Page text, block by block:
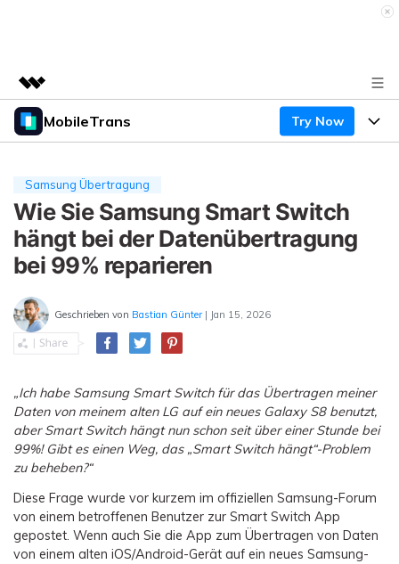
Top-Produkte
Dienstprogramme
Überblick
Lösungen
Über uns
Presseraum
Shop
Support
MobileTrans Try Now
Desktop
Mobile
Funktionen
Funktionen
Ressourcen
Handydatenübertragung
Handy-Backup & Wiederherstellung
Übertragung anderer Apps
WEITERE THEMEN ERKUNDEN
Preise
Preise für Windows
Preise für die App
Geschäftsplan
Bildungsplan
Lernen & Unterstützung
Wettbewerbe & Events
Lernen
Hilfe erhalten
Suche
Herunterladen
Samsung Übertragung
Wie Sie Samsung Smart Switch
hängt bei der Datenübertragung
bei 99% reparieren
Geschrieben von Bastian Günter | Jan 15, 2026
„Ich habe Samsung Smart Switch für das Übertragen meiner
Daten von meinem alten LG auf ein neues Galaxy S8 benutzt,
aber Smart Switch hängt nun schon seit über einer Stunde bei
99%! Gibt es einen Weg, das „Smart Switch hängt“-Problem
zu beheben?“
Diese Frage wurde vor kurzem im offiziellen Samsung-Forum
von einem betroffenen Benutzer zur Smart Switch App
gepostet. Wenn auch Sie die App zum Übertragen von Daten
von einem alten iOS/Android-Gerät auf ein neues Samsung-